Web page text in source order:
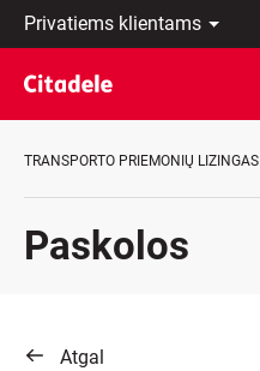
Privatiems
klientams
Verslo
klientams
Private
Apie
REWARDS
lt
LT
EN
TRANSPORTO PRIEMONIŲ LIZINGAS
Paskolos
Atgal